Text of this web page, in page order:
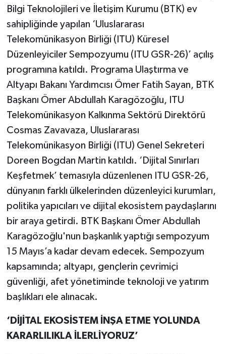
Bilgi Teknolojileri ve İletişim Kurumu (BTK) ev
sahipliğinde yapılan ‘Uluslararası
Telekomünikasyon Birliği (ITU) Küresel
Düzenleyiciler Sempozyumu (ITU GSR-26)’ açılış
programına katıldı. Programa Ulaştırma ve
Altyapı Bakanı Yardımcısı Ömer Fatih Sayan, BTK
Başkanı Ömer Abdullah Karagözoğlu, ITU
Telekomünikasyon Kalkınma Sektörü Direktörü
Cosmas Zavavaza, Uluslararası
Telekomünikasyon Birliği (ITU) Genel Sekreteri
Doreen Bogdan Martin katıldı. ‘Dijital Sınırları
Keşfetmek’ temasıyla düzenlenen ITU GSR-26,
dünyanın farklı ülkelerinden düzenleyici kurumları,
politika yapıcıları ve dijital ekosistem paydaşlarını
bir araya getirdi. BTK Başkanı Ömer Abdullah
Karagözoğlu'nun başkanlık yaptığı sempozyum
15 Mayıs’a kadar devam edecek. Sempozyum
kapsamında; altyapı, gençlerin çevrimiçi
güvenliği, afet yönetiminde teknoloji ve yatırım
başlıkları ele alınacak.
‘DİJİTAL EKOSİSTEM İNŞA ETME YOLUNDA
KARARLILIKLA İLERLİYORUZ’